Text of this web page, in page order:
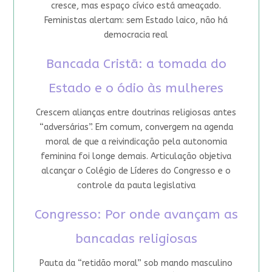
cresce, mas espaço cívico está ameaçado.
Feministas alertam: sem Estado laico, não há
democracia real
Bancada Cristã: a tomada do
Estado e o ódio às mulheres
Crescem alianças entre doutrinas religiosas antes
“adversárias”. Em comum, convergem na agenda
moral de que a reivindicação pela autonomia
feminina foi longe demais. Articulação objetiva
alcançar o Colégio de Líderes do Congresso e o
controle da pauta legislativa
Congresso: Por onde avançam as
bancadas religiosas
Pauta da “retidão moral” sob mando masculino